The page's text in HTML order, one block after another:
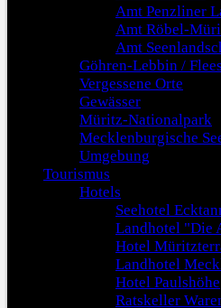
Amt Penzliner
Amt Röbel-
Amt
Göhren-Lebbin /
Vergessene Orte
Gewässer
Müritz-Nationalpark
Mecklenburgische
Umgebung
Tourismus
Hotels
Seehotel
Landhotel "Die
Hotel
Landhotel
Hotel Paulshöhe
Ratskeller